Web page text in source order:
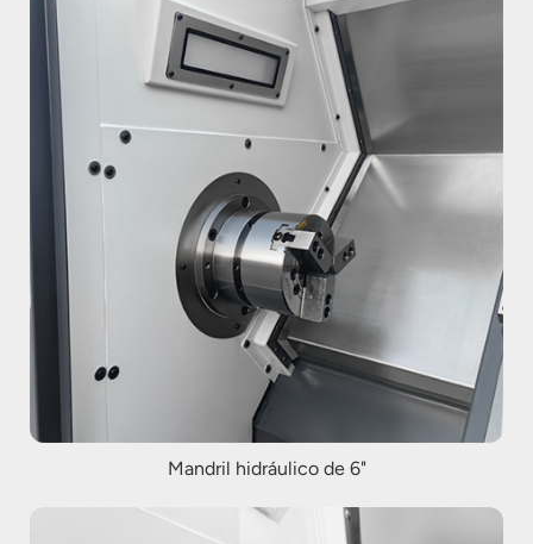
Mandril hidráulico de 6"